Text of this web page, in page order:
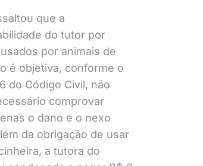
que a
do tutor por
por animais de
é objetiva, conforme o
do Código Civil, não
comprovar
o dano e o nexo
da obrigação de usar
a tutora do